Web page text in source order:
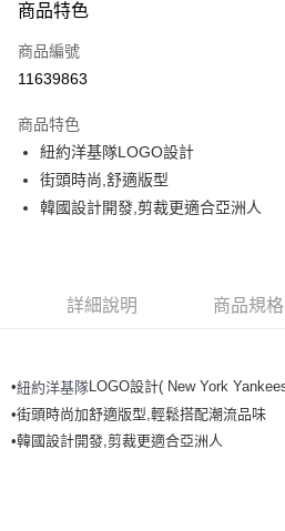
信用卡一次付款
超商取貨付款
Apple Pay
街口支付
全家取貨付款<未取貨列黑名單/不支援
全家取貨<不支援離島取退>
每筆NT$60，滿NT$499(含以上)免運費
商品特色
商品編號
11639863
商品特色
紐約洋基隊LOGO設計
街頭時尚,舒適版型
韓國設計開發,剪裁更適合亞洲人
詳細說明 商品規格
•紐約洋基隊LOGO設計( New York
•街頭時尚加舒適版型,輕鬆搭配潮流品味
•韓國設計開發,剪裁更適合亞洲人